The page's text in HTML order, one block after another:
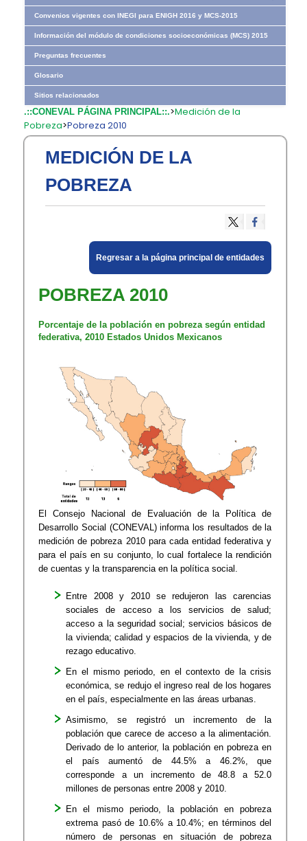
Convenios vigentes con INEGI para ENIGH 2016 y MCS-2015
Información del módulo de condiciones socioeconómicas (MCS) 2015
Preguntas frecuentes
Glosario
Sitios relacionados
.::CONEVAL PÁGINA PRINCIPAL::.>Medición de la
Pobreza>Pobreza 2010
MEDICIÓN DE LA
POBREZA
Regresar a la página principal​ de entidades
POBREZA 2010
Porcentaje de la población en pobreza según entidad
federativa, 2010 Estados Unidos Mexi​​canos
El Consejo Nacional de Evaluación de la Política de
Desarrollo Social (CONEVAL) informa los resultados de la
medición de pobreza 2010 para cada entidad federativa y
para el país en su conjunto, lo cual fortalece la rendición
de cuentas y la transparencia en la política social.
Entre 2008 y 2010 se redujeron las carencias
sociales de acceso a los servicios de salud;
acceso a la seguridad social; servicios básicos de
la vivienda; calidad y espacios de la vivienda, y de
rezago educativo.
En el mismo periodo, en el contexto de la crisis
económica, se redujo el ingreso real de los hogares
en el país, especialmente en las áreas urbanas.
Asimismo, se registró un incremento de la
población que carece de acceso a la alimentación.
Derivado de lo anterior, la población en pobreza en
el país aumentó de 44.5% a 46.2%, que
corresponde a un incremento de 48.8 a 52.0
millones de personas entre 2008 y 2010.
En el mismo periodo, la población en pobreza
extrema pasó de 10.6% a 10.4%; en términos del
número de personas en situación de pobreza